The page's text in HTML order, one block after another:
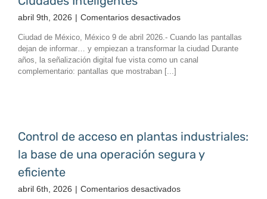
abril 9th, 2026 | Comentarios desactivadosen
digital
en
Ciudad de México, México 9 de abril 2026.- Cuando las pantallas
dejan de informar… y empiezan a transformar la ciudad Durante
años, la señalización digital fue vista como un canal
complementario: pantallas que mostraban [...]
Control de acceso en plantas industriales:
la base de una operación segura y
eficiente
abril 6th, 2026 | Comentarios desactivadosen